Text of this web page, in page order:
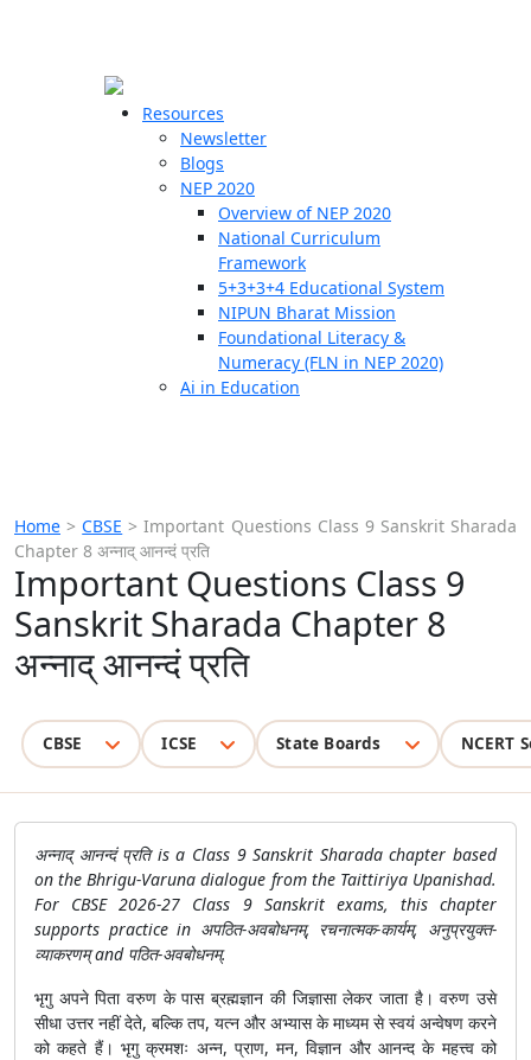
Resources
Newsletter
Blogs
NEP 2020
Overview of NEP 2020
National Curriculum
Framework
5+3+3+4 Educational System
NIPUN Bharat Mission
Foundational Literacy &
Numeracy (FLN in NEP 2020)
Ai in Education
Home >CBSE >Important Questions Class 9 Sanskrit Sharada
Chapter 8 अन्नाद् आनन्दं प्रति
Important Questions Class 9
Sanskrit Sharada Chapter 8
अन्नाद् आनन्दं प्रति
CBSE ICSE State Boards NCERT
अन्नाद् आनन्दं प्रति is a Class 9 Sanskrit Sharada chapter based
on the Bhrigu-Varuna dialogue from the Taittiriya Upanishad.
For CBSE 2026-27 Class 9 Sanskrit exams, this chapter
supports practice in अपठित-अवबोधनम्, रचनात्मक-कार्यम्, अनुप्रयुक्त-
व्याकरणम् and पठित-अवबोधनम्.
भृगु अपने पिता वरुण के पास ब्रह्मज्ञान की जिज्ञासा लेकर जाता है। वरुण उसे
सीधा उत्तर नहीं देते, बल्कि तप, यत्न और अभ्यास के माध्यम से स्वयं अन्वेषण करने
को कहते हैं। भृगु क्रमशः अन्न, प्राण, मन, विज्ञान और आनन्द के महत्त्व को